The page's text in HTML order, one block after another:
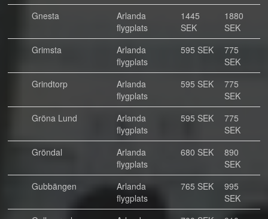
Gnesta
Arlanda
flygplats
1445
SEK
1880
SEK
Grimsta
Arlanda
flygplats
595 SEK
775
SEK
Grindtorp
Arlanda
flygplats
595 SEK
775
SEK
Gröna Lund
Arlanda
flygplats
595 SEK
775
SEK
Gröndal
Arlanda
flygplats
680 SEK
890
SEK
Gubbängen
Arlanda
flygplats
765 SEK
995
SEK